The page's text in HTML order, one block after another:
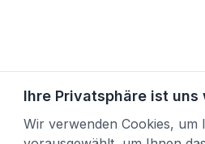
Ihre Privatsphäre ist uns
Wir verwenden Cookies,